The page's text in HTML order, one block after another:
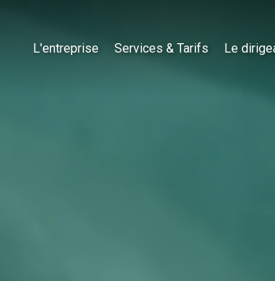
L'entreprise Services & Tarifs Le